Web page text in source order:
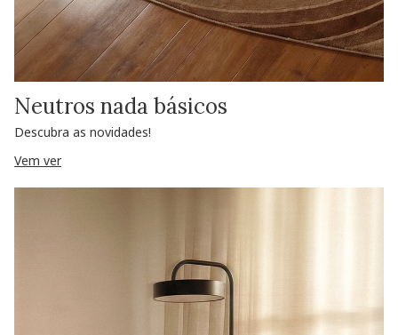
Neutros nada básicos
Descubra as novidades!
Vem ver